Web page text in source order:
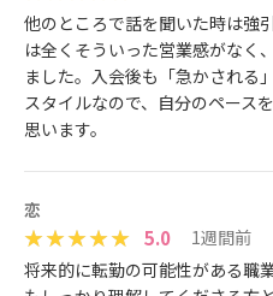
他のところで話を聞いた時は強
は全くそういった営業感がなく
ました。入会後も「急かされる
スタイルなので、自分のペース
思います。
恋
5.0
1週間前
将来的に転勤の可能性がある職